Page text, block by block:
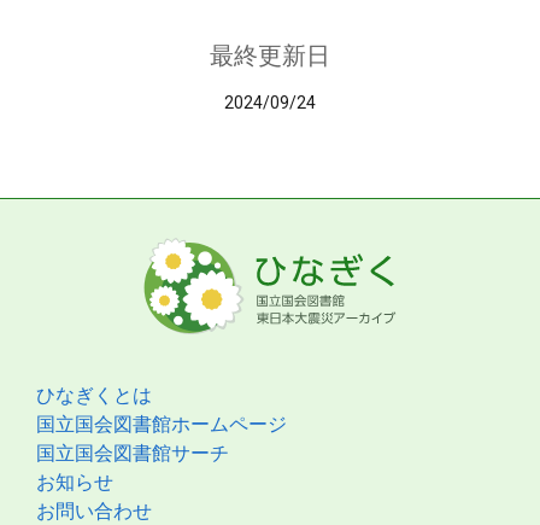
最終更新日
2024/09/24
ひなぎくとは
国立国会図書館ホームページ
国立国会図書館サーチ
お知らせ
お問い合わせ